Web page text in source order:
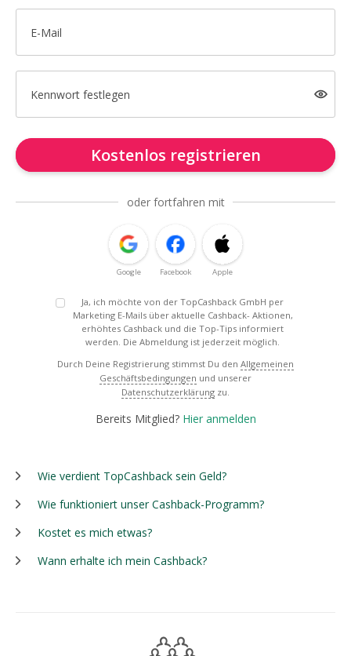
E-Mail
Kennwort festlegen
Kostenlos registrieren
oder fortfahren mit
Google Facebook Apple
Ja, ich möchte von der TopCashback GmbH per
Marketing E-Mails über aktuelle Cashback- Aktionen,
erhöhtes Cashback und die Top-Tips informiert
werden. Die Abmeldung ist jederzeit möglich.
Durch Deine Registrierung stimmst Du den Allgemeinen
Geschäftsbedingungen und unserer
Datenschutzerklärung zu.
Bereits Mitglied? Hier anmelden
Wie verdient TopCashback sein Geld?
Wie funktioniert unser Cashback-Programm?
Kostet es mich etwas?
Wann erhalte ich mein Cashback?